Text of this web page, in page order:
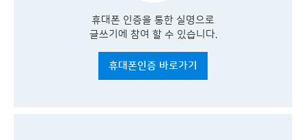
휴대폰 인증을 통한 실명으로
글쓰기에 참여 할 수 있습니다.
휴대폰인증 바로가기